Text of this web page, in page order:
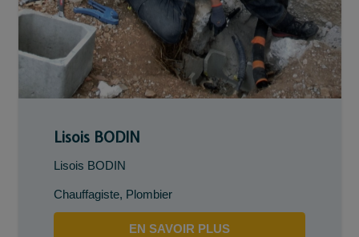
Lisois BODIN
Lisois BODIN
Chauffagiste, Plombier
EN SAVOIR PLUS